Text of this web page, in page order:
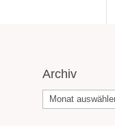
Archiv
Archiv